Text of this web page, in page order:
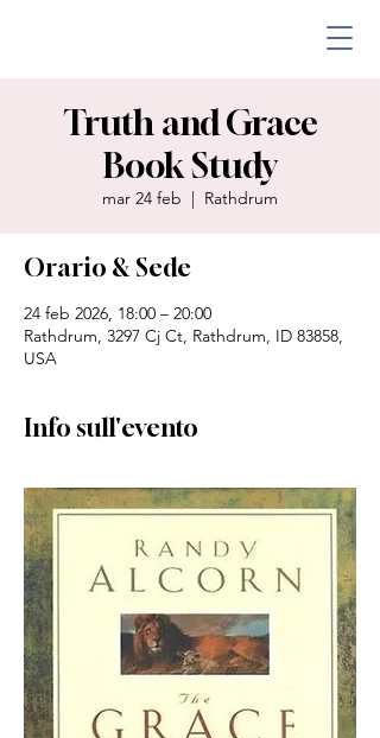
Truth and Grace
Book Study
mar 24 feb
  |
Rathdrum
Orario & Sede
24 feb 2026, 18:00 – 20:00
Rathdrum, 3297 Cj Ct, Rathdrum, ID 83858,
USA
Info sull'evento